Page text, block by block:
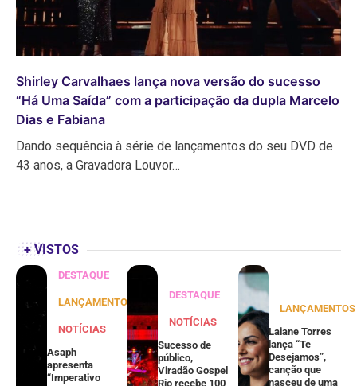
Shirley Carvalhaes lança nova versão do sucesso
“Há Uma Saída” com a participação da dupla Marcelo
Dias e Fabiana
Dando sequência à série de lançamentos do seu DVD de
43 anos, a Gravadora Louvor…
+ VISTOS
DESTAQUE
LANÇAMENTOS
NOTÍCIAS
Asaph
apresenta
“Imperativo
DESTAQUE
NOTÍCIAS
Sucesso de
público,
Viradão Gospel
Rio recebe 100
LANÇAMENTOS
Laiane Torres
lança “Te
Desejamos”,
canção que
nasceu de uma